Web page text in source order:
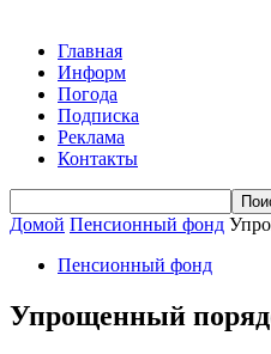
Главная
Информ
Погода
Подписка
Реклама
Контакты
Домой Пенсионный фонд
Пенсионный фонд
Упрощенный